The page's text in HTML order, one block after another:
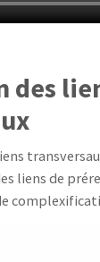
des
liens de